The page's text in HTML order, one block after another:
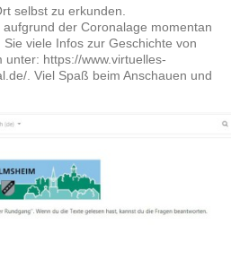
selbst zu erkunden.
der Coronalage momentan
viele Infos zur Geschichte von
https://www.virtuelles-
. Viel Spaß beim Anschauen und